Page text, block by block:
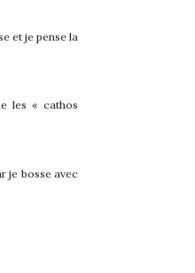
et je pense la
les « cathos
je bosse avec